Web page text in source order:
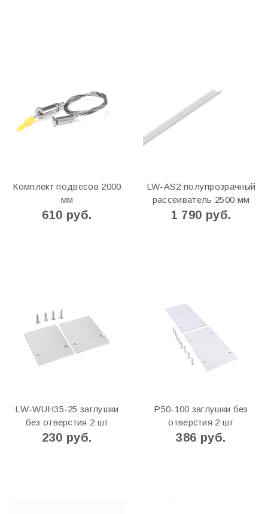
Комплект подвесов 2000
мм
610 руб.
LW-AS2 полупрозрачный
рассеиватель 2500 мм
1 790 руб.
LW-WUH35-25 заглушки
без отверстия 2 шт
230 руб.
P50-100 заглушки без
отверстия 2 шт
386 руб.